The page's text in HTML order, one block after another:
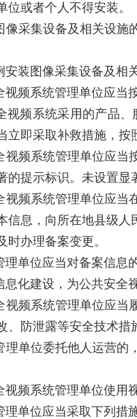
或者个人不得安装。
像采集设备及相关设施
装图像采集设备及相
频系统管理单位应当
频系统采用的产品、
立即采取补救措施，按
频系统管理单位应当
的提示标识。未设置显
频系统管理单位应当
信息，向所在地县级
办理备案变更。
单位应当对备案信息
化建设，为公共安全
频系统管理单位应当
、防泄露等安全技术
理单位委托他人运营的
频系统管理单位使用
单位应当采取下列措